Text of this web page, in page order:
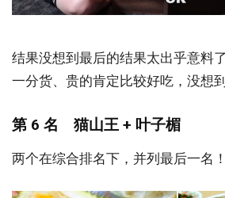
结果没想到最后的结果太出乎意料
一分货、贵的肯定比较好吃，没想
第 6 名 猫山王 + 叶子楣
两个在综合排名下，并列最后一名！